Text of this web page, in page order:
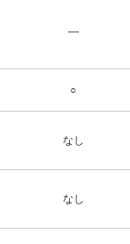
―
○
なし
なし